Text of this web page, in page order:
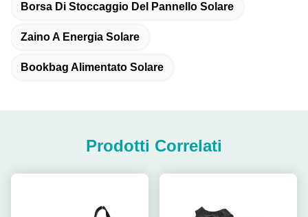
Borsa Di Stoccaggio Del Pannello Solare
Zaino A Energia Solare
Bookbag Alimentato Solare
Prodotti Correlati